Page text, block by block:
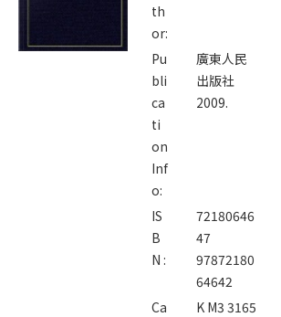
th
or:
Pu
bli
ca
ti
on
Inf
o:
廣東人民
出版社
2009.
IS
B
N :
72180646
47
97872180
64642
Ca
K M3 3165